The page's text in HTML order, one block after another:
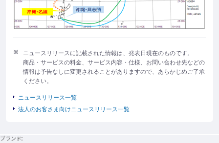
ニュースリリースに記載された情報は、発表日現在のものです。
商品・サービスの料金、サービス内容・仕様、お問い合わせ先などの
情報は予告なしに変更されることがありますので、あらかじめご了承
ください。
ニュースリリース一覧
法人のお客さま向けニュースリリース一覧
ブランド